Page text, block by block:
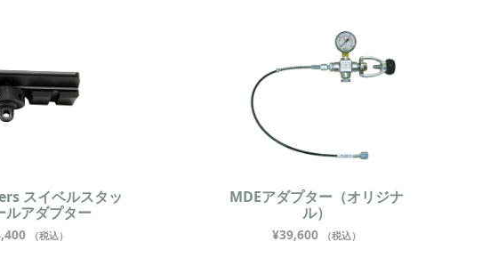
スイベルスタッ
ルアダプター
（税込）
MDEアダプター（オリジナ
ル）
¥39,600 （税込）